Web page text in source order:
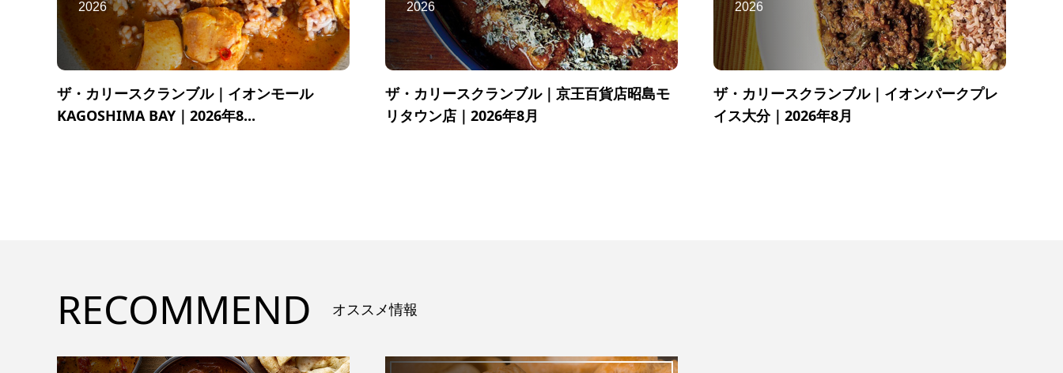
2026
ザ・カリースクランブル｜イオンモール
KAGOSHIMA BAY｜2026年8...
2026
ザ・カリースクランブル｜京王百貨店昭島モ
リタウン店｜2026年8月
2026
ザ・カリースクランブル｜イオンパークプレ
イス大分｜2026年8月
RECOMMEND オススメ情報